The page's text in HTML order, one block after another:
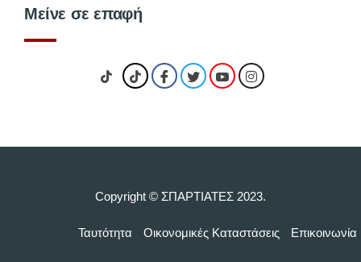
Μείνε σε επαφή
Copyright © ΣΠΑΡΤΙΑΤΕΣ 2023.
Ταυτότητα Οικονομικές Kαταστάσεις Επικοινωνία